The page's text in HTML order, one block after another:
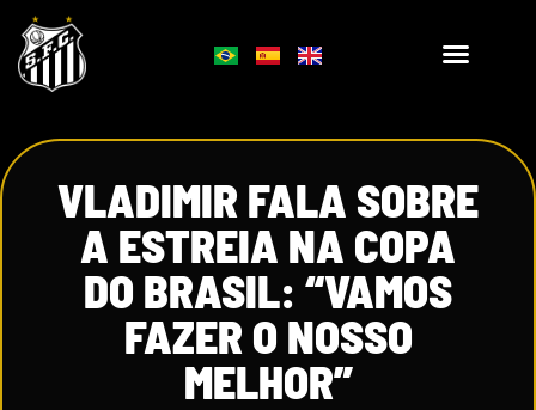
VLADIMIR FALA SOBRE
A ESTREIA NA COPA
DO BRASIL: “VAMOS
FAZER O NOSSO
MELHOR”